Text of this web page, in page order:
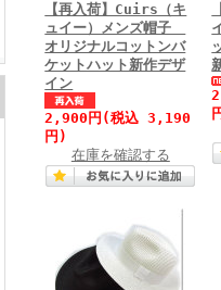
【再入荷】Cuirs（キ
ュイー）メンズ帽子
オリジナルコットンバ
ケットハット新作デザ
イン
2,900円 (税込 3,190
円)
在庫を確認する